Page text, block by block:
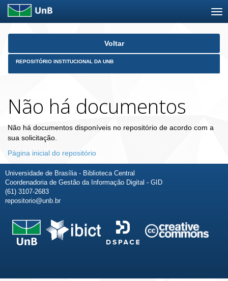
Skip
Voltar
REPOSITÓRIO INSTITUCIONAL DA UNB
Não há documentos
Não há documentos disponíveis no repositório de acordo com a
sua solicitação.
Página inicial do repositório
Universidade de Brasília - Biblioteca Central
Coordenadoria de Gestão da Informação Digital - GID
(61) 3107-2683
repositorio@unb.br